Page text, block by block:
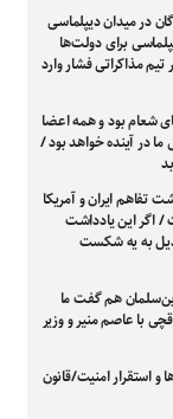
در میدان دیپلماسی
برای دولت‌ها
مذاکراتی فشار وارد
شعام بود و همه اعضا
ما در آینده خواهد بود /
تفاهم ایران و آمریکا
/ اگر این یادداشت
به یه شکست
بن‌سلمان هم گفت ما
با عاصم منیر و وزیر
استقرار امنیت/قانون